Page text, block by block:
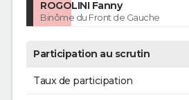
ROGOLINI Fanny
Binôme du Front de Gauche
Participation au scrutin
Taux de participation